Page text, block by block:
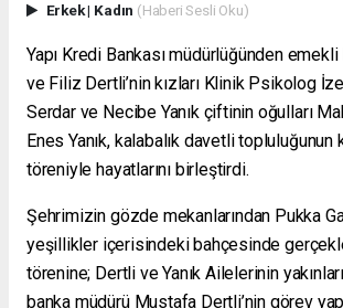
Erkek| Kadın (Haberi Sesli Oku)
Yapı Kredi Bankası müdürlüğünden
ve Filiz Dertli’nin kızları Klinik Psikolog
Serdar ve Necibe Yanık çiftinin oğulları
Enes Yanık, kalabalık davetli topluluğunun
töreniyle hayatlarını birleştirdi.
Şehrimizin gözde mekanlarından Pukka
yeşillikler içerisindeki bahçesinde
törenine; Dertli ve Yanık Ailelerinin
banka müdürü Mustafa Dertli’nin görev